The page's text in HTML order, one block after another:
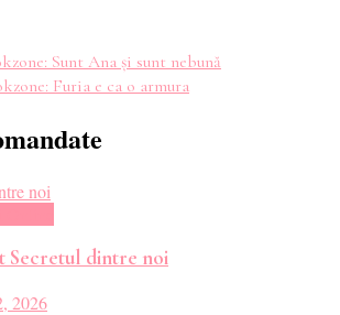
Sunt Ana și sunt nebună
Furia e ca o armura
Secretul dintre noi
2026